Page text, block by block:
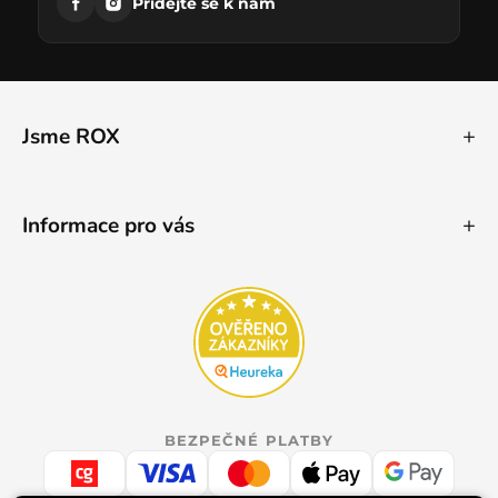
Jsme ROX
Informace pro vás
BEZPEČNÉ PLATBY